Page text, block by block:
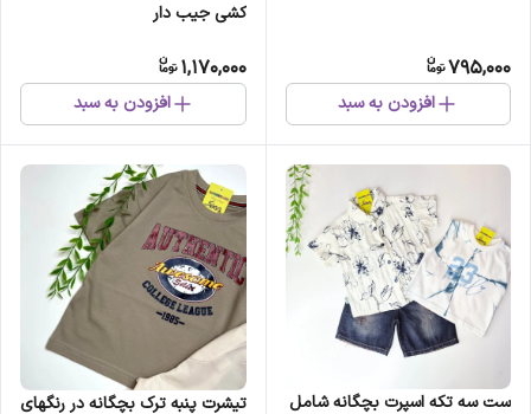
795,000
افزودن به سبد
کشی جیب دار
1,170,000
افزودن به سبد
ست سه تکه اسپرت بچگانه شامل تیشرت پنبه ترک بچگانه در رنگهای